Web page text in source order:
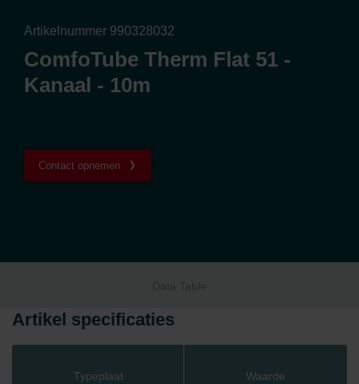
Artikelnummer 990328032
ComfoTube Therm Flat 51 -
Kanaal - 10m
Contact opnemen
Data Table
Artikel specificaties
Typeplaat Waarde